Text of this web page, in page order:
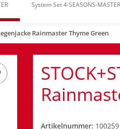
System Set 4-SEASONS-MASTER
Rainmaster Thyme Green
Artikelnummer: 100259